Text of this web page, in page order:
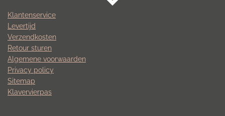
Klantenservice
Levertijd
Verzendkosten
Retour sturen
Algemene voorwaarden
Privacy policy
Sitemap
Klavervierpas